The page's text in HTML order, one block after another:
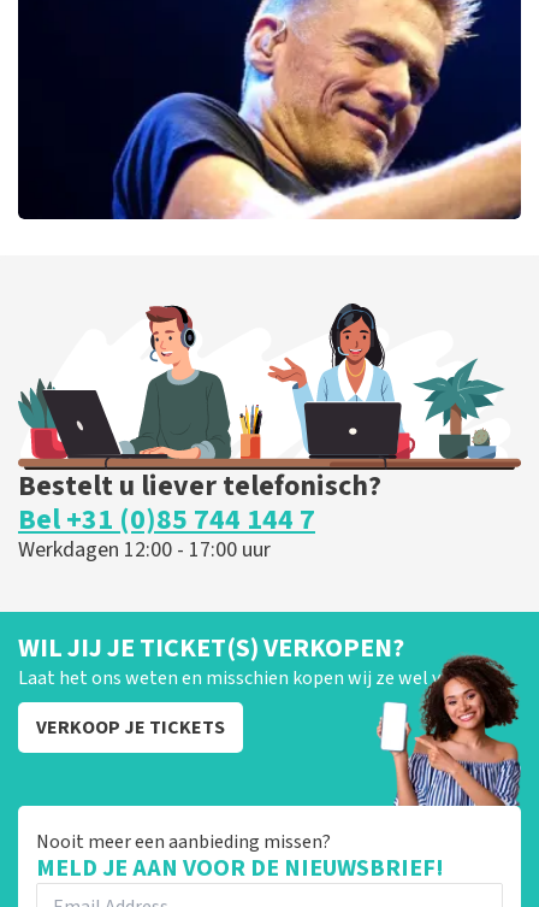
BESTEL NU
Bestelt u liever telefonisch?
Bel +31 (0)85 744 144 7
Werkdagen 12:00 - 17:00 uur
WIL JIJ JE TICKET(S) VERKOPEN?
Laat het ons weten en misschien kopen wij ze wel van je!
VERKOOP JE TICKETS
Nooit meer een aanbieding missen?
MELD JE AAN VOOR DE NIEUWSBRIEF!